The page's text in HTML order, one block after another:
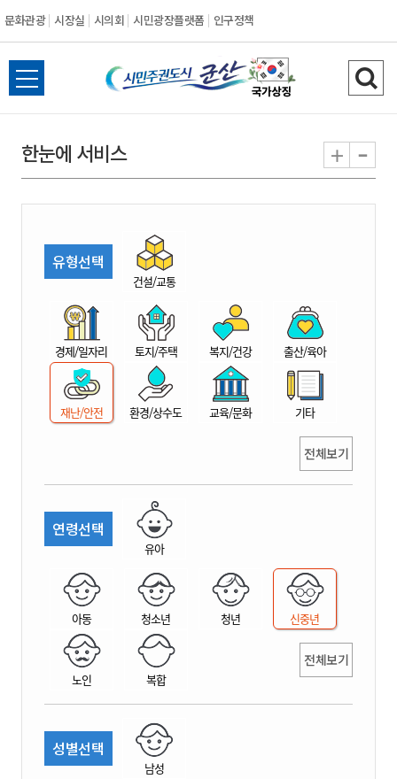
문화관광 시장실 시의회 시민광장플랫폼 인구정책
시
민
권
시
산
전
체
뉴
열
검
색
기
한눈에 서비스 + -
유형선택
건설/교통
경제/일자리 토지/주택 복지/건강 출산/육아
재난/안전 환경/상수도 교육/문화 기타
전체보기
연령선택
유아
아동 청소년 청년 신중년
노인 복합
전체보기
성별선택
남성